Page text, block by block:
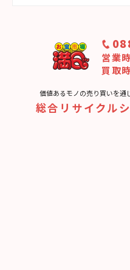
営業
買取
価値あるモノの売り買いを通
総合リサイクル